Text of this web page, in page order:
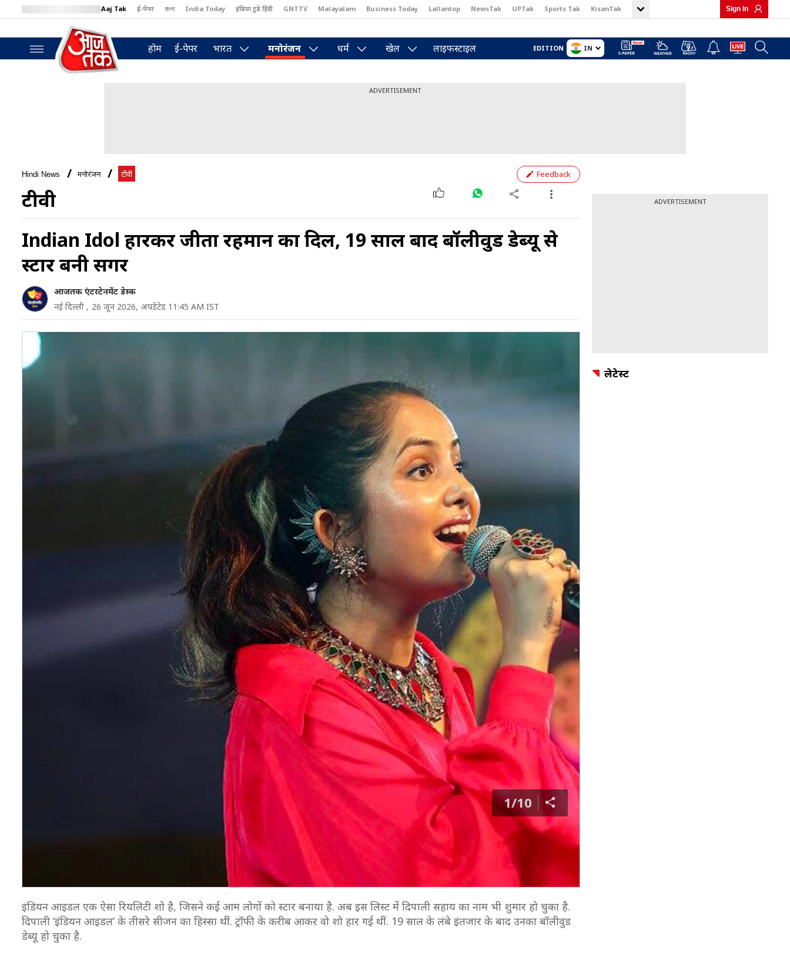
Aaj Tak ई-पेपर বাংলা India Today इंडिया टुडे हिंदी GNTTV Malayalam Business Today Lallantop NewsTak UPTak Sports Tak KisanTak
BT Bazaar
Sign In
होम ई-पेपर भारत मनोरंजन धर्म खेल लाइफस्टाइल EDITION IN
ADVERTISEMENT
Hindi News मनोरंजन टीवी Feedback
टीवी
Indian Idol हारकर जीता रहमान का दिल, 19 साल बाद बॉलीवुड डेब्यू से
स्टार बनी सिंगर
आजतक एंटरटेनमेंट डेस्क
नई दिल्ली , 26 जून 2026, अपडेटेड 11:45 AM IST
1/10
इंडियन आइडल एक ऐसा रियलिटी शो है, जिसने कई आम लोगों को स्टार बनाया है. अब इस लिस्ट में दिपाली सहाय का नाम भी शुमार हो चुका है.
दिपाली ‘इंडियन आइडल’ के तीसरे सीजन का हिस्सा थीं. ट्रॉफी के करीब आकर वो शो हार गई थीं. 19 साल के लंबे इंतजार के बाद उनका बॉलीवुड
डेब्यू हो चुका है.
ADVERTISEMENT
लेटेस्ट